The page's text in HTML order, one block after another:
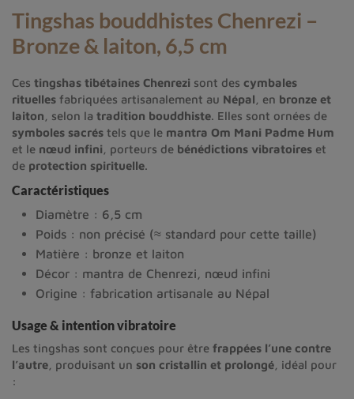
Tingshas bouddhistes Chenrezi –
Bronze & laiton, 6,5 cm
Ces tingshas tibétaines Chenrezi sont des cymbales
rituelles fabriquées artisanalement au Népal , en bronze et
laiton , selon la tradition bouddhiste. Elles sont ornées de
symboles sacrés tels que le mantra Om Mani Padme Hum
et le nœud infini , porteurs de bénédictions vibratoires et
de protection spirituelle.
Caractéristiques
Diamètre : 6,5 cm
Poids : non précisé (≈ standard pour cette taille)
Matière : bronze et laiton
Décor : mantra de Chenrezi, nœud infini
Origine : fabrication artisanale au Népal
Usage & intention vibratoire
Les tingshas sont conçues pour être frappées l’une contre
l’autre , produisant un son cristallin et prolongé , idéal pour
: